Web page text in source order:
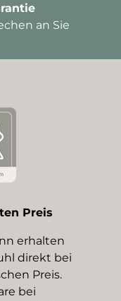
an Sie
Preis
erhalten
direkt bei
Preis.
bei